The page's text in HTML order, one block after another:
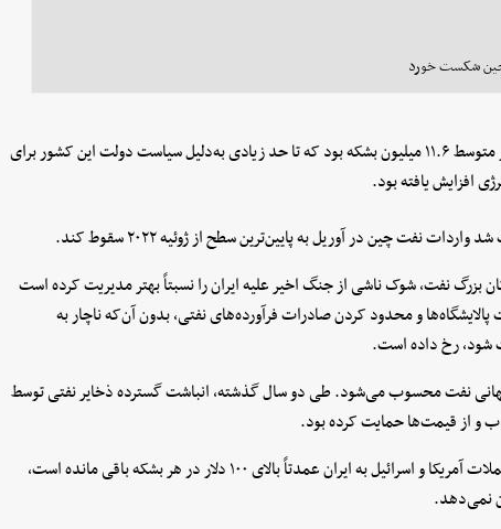
شکست خورد
واردات روزانه نفت چین در سال ۲۰۲۵ به‌طور متوسط ۱۱.۶ میلیون بشکه بود که تا حد زیادی به‌دلیل سیاست دولت این کشور برای
افزایش یافته بود.
نفت چین در آوریل به پایین‌ترین سطح از ژوئیه ۲۰۲۲ سقوط کند.
بزرگ نفت، شوک ناشی از جنگ اخیر علیه ایران را نسبتاً بهتر مدیریت کرده است
و محدود کردن صادرات فرآورده‌های نفتی، بدون آن‌که ناچار به
شود، رخ داده است.
جهانی نفت محسوب می‌شود. طی دو سال گذشته، انباشت گسترده ذخایر نفتی توسط
و از قیمت‌ها حمایت کرده بود.
اما اکنون که قیمت نفت برنت پس از آغاز حملات آمریکا و اسرائیل به ایران عمدتاً بالای ۱۰۰ دلار در هر بشکه باقی مانده است،
نمی‌دهد.